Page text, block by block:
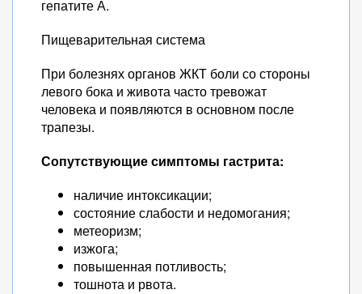
гепатите А.
Пищеварительная система
При болезнях органов ЖКТ боли со стороны
левого бока и живота часто тревожат
человека и появляются в основном после
трапезы.
Сопутствующие симптомы гастрита:
наличие интоксикации;
состояние слабости и недомогания;
метеоризм;
изжога;
повышенная потливость;
тошнота и рвота.